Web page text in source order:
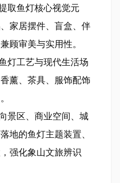
取鱼灯核心视觉元
家居摆件、盲盒、伴
顾审美与实用性。
灯工艺与现代生活场
薰、茶具、服饰配饰
景区、商业空间、城
地的鱼灯主题装置、
强化象山文旅辨识